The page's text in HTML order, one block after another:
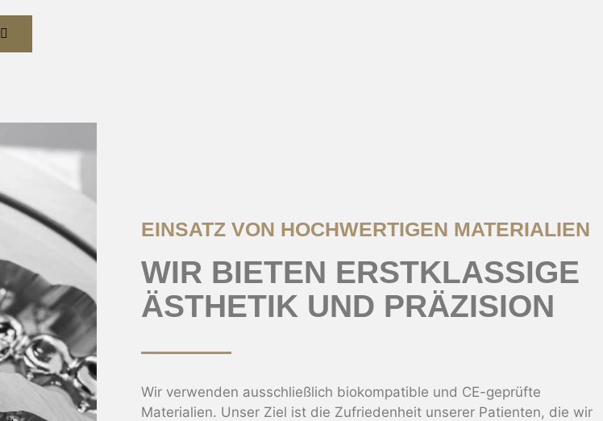
EINSATZ VON HOCHWERTIGEN MATERIALIEN
WIR BIETEN ERSTKLASSIGE
ÄSTHETIK UND PRÄZISION
Wir verwenden ausschließlich biokompatible und CE-geprüfte
Materialien. Unser Ziel ist die Zufriedenheit unserer Patienten, die wir